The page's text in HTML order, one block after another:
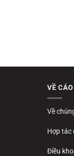
VỀ
Về
Hợp tác
Điều